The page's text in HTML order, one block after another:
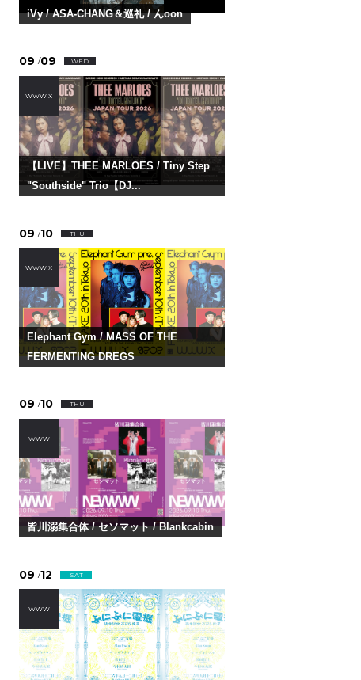
iVy / ASA-CHANG＆巡礼 / んoon
09 /09 WED
WWW X
【LIVE】THEE MARLOES / Tiny Step
"Southside" Trio【DJ...
09 /10 THU
WWW X
Elephant Gym / MASS OF THE
FERMENTING DREGS
09 /10 THU
WWW
皆川溺集合体 / セソマット / Blankcabin
09 /12 SAT
WWW